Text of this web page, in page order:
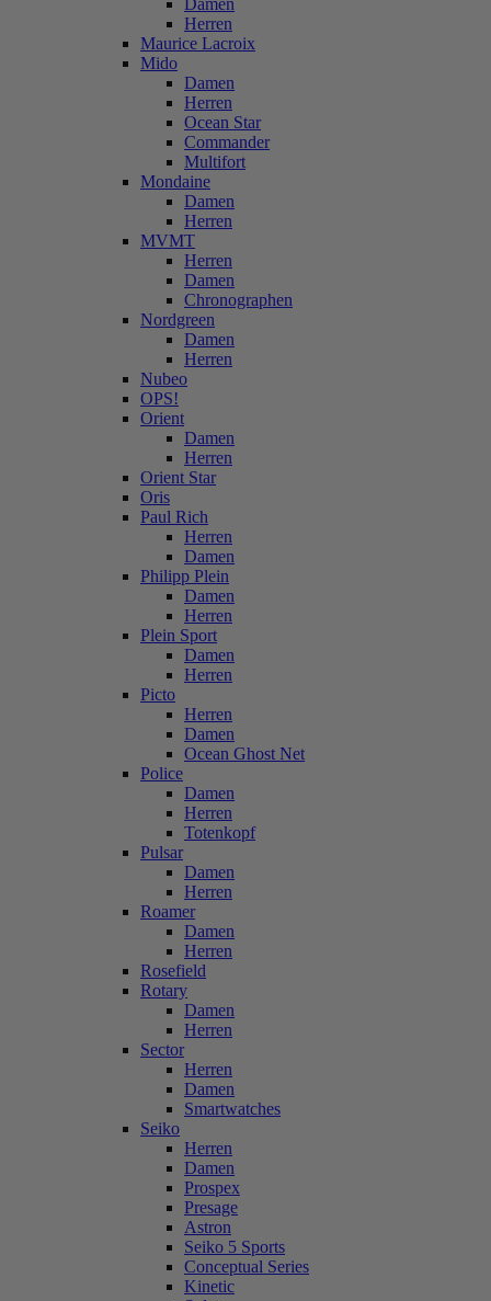
Damen
Herren
Maurice Lacroix
Mido
Damen
Herren
Ocean Star
Commander
Multifort
Mondaine
Damen
Herren
MVMT
Herren
Damen
Chronographen
Nordgreen
Damen
Herren
Nubeo
OPS!
Orient
Damen
Herren
Orient Star
Oris
Paul Rich
Herren
Damen
Philipp Plein
Damen
Herren
Plein Sport
Damen
Herren
Picto
Herren
Damen
Ocean Ghost Net
Police
Damen
Herren
Totenkopf
Pulsar
Damen
Herren
Roamer
Damen
Herren
Rosefield
Rotary
Damen
Herren
Sector
Herren
Damen
Smartwatches
Seiko
Herren
Damen
Prospex
Presage
Astron
Seiko 5 Sports
Conceptual Series
Kinetic